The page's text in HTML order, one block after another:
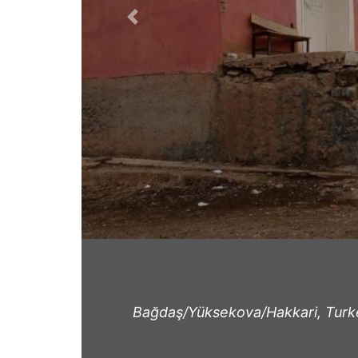
Previous
Bağdaş/Yüksekova/Hakkari,